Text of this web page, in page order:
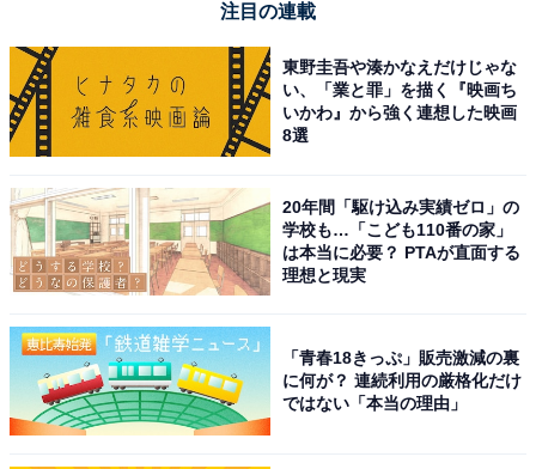
人を疑うのが仕事！ 確かに精神的にしんどそうです。
注目の連載
東野圭吾や湊かなえだけじゃな
い、「業と罪」を描く『映画ち
いかわ』から強く連想した映画
8選
20年間「駆け込み実績ゼロ」の
学校も…「こども110番の家」
は本当に必要？ PTAが直面する
理想と現実
「青春18きっぷ」販売激減の裏
に何が？ 連続利用の厳格化だけ
ではない「本当の理由」